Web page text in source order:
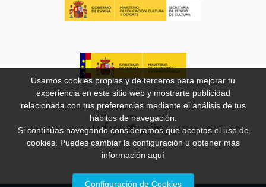
Usamos cookies propias y de terceros para mejorar tu
experiencia en este sitio web y mostrarte publicidad
relacionada con tus preferencias mediante el análisis de tus
hábitos de navegación.
Si continúas navegando consideramos que aceptas el uso de
cookies. Puedes cambiar la configuración u obtener más
información aquí
Configuración de Cookies